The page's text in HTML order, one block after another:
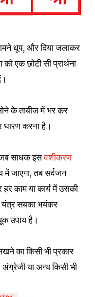
धूप, और दिया जलाकर
एक छोटी सी प्रार्थना
के ताबीज में भर कर
धारण करना है।
जब साधक इसवशीकरण
में जाएगा, तब सर्वजन
काम या कार्य में उसकी
सबका भयंकर
उपाय है।
का किसी भी प्रकार
या अन्य किसी भी